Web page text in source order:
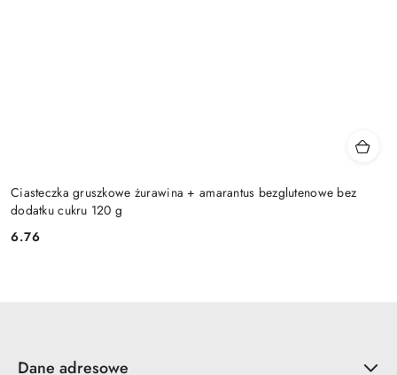
Ciasteczka gruszkowe żurawina + amarantus bezglutenowe bez
dodatku cukru 120 g
Cena:
6.76
Dane adresowe